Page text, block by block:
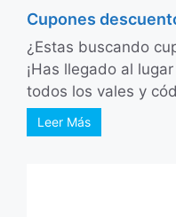
Cupones
¿Estas buscando
¡Has llegado al
todos los vales y
Leer Más